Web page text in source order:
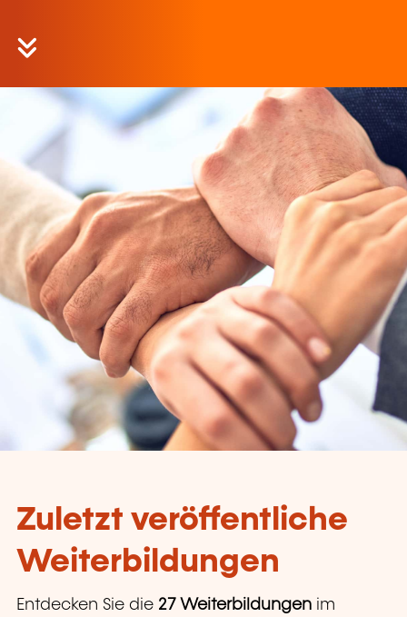
Zuletzt veröffentliche
Weiterbildungen
Entdecken Sie die 27 Weiterbildungen im